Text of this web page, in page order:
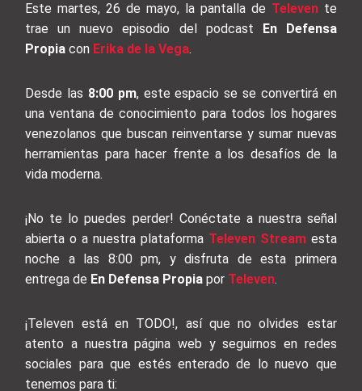
Este martes, 26 de mayo, la pantalla de Televente
trae un nuevo episodio del podcast
En Defensa
Propia con Erika de la Vega.
Desde las 8:00 pm, este espacio se se convertirá en
una ventana de conocimiento para todos los hogares
venezolanos que buscan reinventarse y sumar nuevas
herramientas para hacer frente a los desafíos de la
vida moderna.
¡No te lo puedes perder! Conéctate a nuestra señal
abierta o a nuestra plataforma Televen Streamesta
noche a las 8:00 pm, y disfruta de esta primera
entrega de En Defensa Propia por Televen.
¡Televen está en TODO!, así que no olvides estar
atento a nuestra página web y seguirnos en redes
sociales para que estés enterado de lo nuevo que
tenemos para ti: